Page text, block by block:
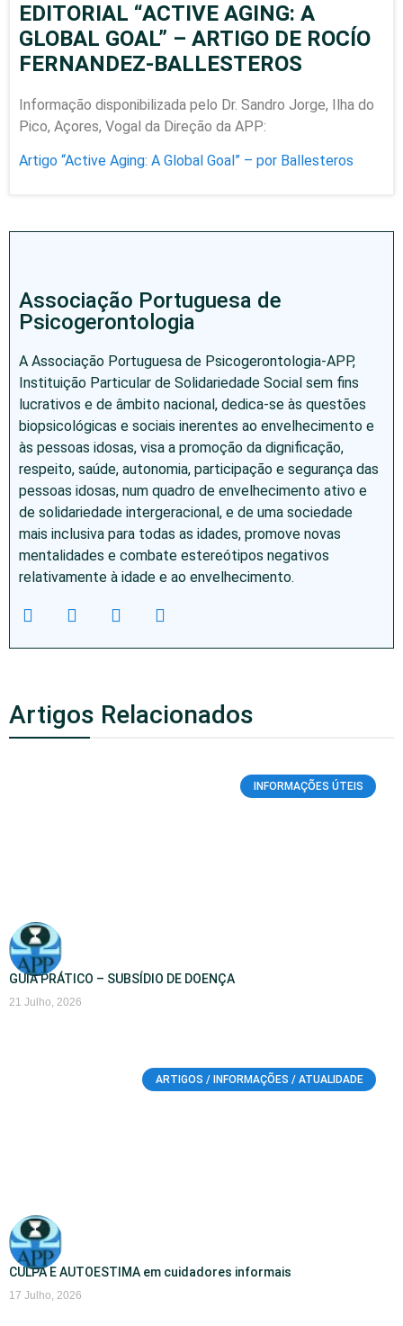
EDITORIAL “ACTIVE AGING: A
GLOBAL GOAL” – ARTIGO DE ROCÍO
FERNANDEZ-BALLESTEROS
Informação disponibilizada pelo Dr. Sandro Jorge, Ilha do
Pico, Açores, Vogal da Direção da APP:
Artigo “Active Aging: A Global Goal” – por Ballesteros
Associação Portuguesa de
Psicogerontologia
A Associação Portuguesa de Psicogerontologia-APP,
Instituição Particular de Solidariedade Social sem fins
lucrativos e de âmbito nacional, dedica-se às questões
biopsicológicas e sociais inerentes ao envelhecimento e
às pessoas idosas, visa a promoção da dignificação,
respeito, saúde, autonomia, participação e segurança das
pessoas idosas, num quadro de envelhecimento ativo e
de solidariedade intergeracional, e de uma sociedade
mais inclusiva para todas as idades, promove novas
mentalidades e combate estereótipos negativos
relativamente à idade e ao envelhecimento.
Artigos Relacionados
INFORMAÇÕES ÚTEIS
GUIA PRÁTICO – SUBSÍDIO DE DOENÇA
21 Julho, 2026
ARTIGOS / INFORMAÇÕES / ATUALIDADE
CULPA E AUTOESTIMA em cuidadores informais
17 Julho, 2026